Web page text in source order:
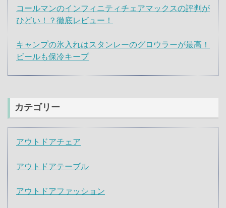
コールマンのインフィニティチェアマックスの評判が
ひどい！？徹底レビュー！
キャンプの氷入れはスタンレーのグロウラーが最高！
ビールも保冷キープ
カテゴリー
アウトドアチェア
アウトドアテーブル
アウトドアファッション